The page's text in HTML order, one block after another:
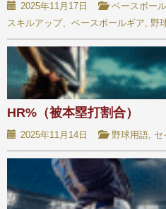
2025年11月17日 ベースボー
スキルアップ、ベースボールギア, 野
HR%（被本塁打割合）
2025年11月14日 野球用語, セ